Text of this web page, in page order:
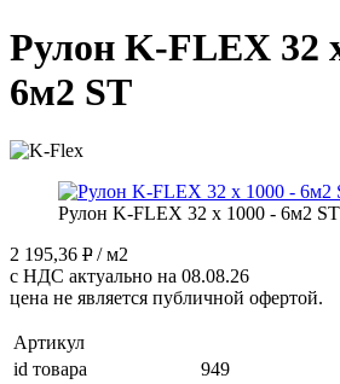
Рулон K-FLEX 32
6м2 ST
Рулон K-FLEX 32 x 1000 - 6м2 ST
2 195,36 P / м2
с НДС актуально на 08.08.26
цена не является публичной офертой.
Артикул
id товара
949